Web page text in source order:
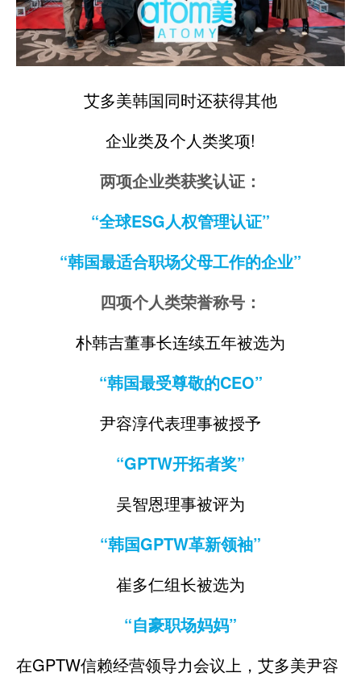
艾多美韩国同时还获得其他
企业类及个人类奖项!
两项企业类获奖认证：
“全球ESG人权管理认证”
“韩国最适合职场父母工作的企业”
四项个人类荣誉称号：
朴韩吉董事长连续五年被选为
“韩国最受尊敬的CEO”
尹容淳代表理事被授予
“GPTW开拓者奖”
吴智恩理事被评为
“韩国GPTW革新领袖”
崔多仁组长被选为
“自豪职场妈妈”
在GPTW信赖经营领导力会议上，艾多美尹容